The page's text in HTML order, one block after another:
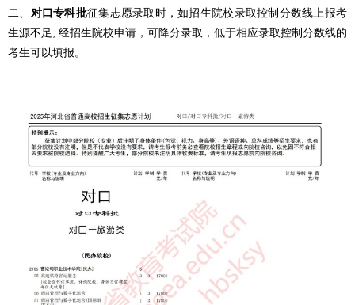
二、 对口专科批征集志愿录取时，如招生院校录取控制分数线上报考
生源不足, 经招生院校申请，可降分录取，低于相应录取控制分数线的
考生可以填报。